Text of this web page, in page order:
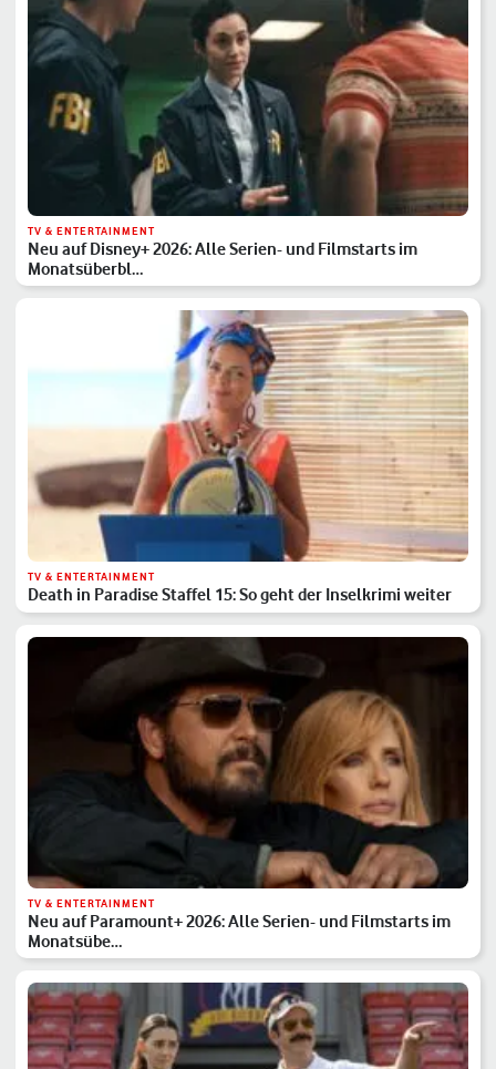
TV & ENTERTAINMENT
Neu auf Disney+ 2026: Alle Serien- und Filmstarts im
Monatsüberbl…
TV & ENTERTAINMENT
Death in Paradise Staffel 15: So geht der Inselkrimi weiter
TV & ENTERTAINMENT
Neu auf Paramount+ 2026: Alle Serien- und Filmstarts im
Monatsübe…